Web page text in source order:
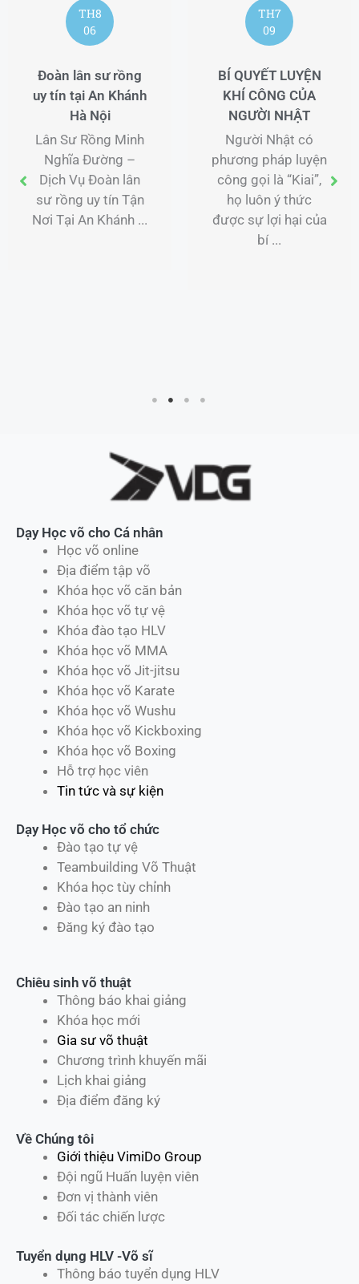
TH8
06
Đoàn lân sư rồng
uy tín tại An Khánh
Hà Nội
Lân Sư Rồng Minh
Nghĩa Đường –
Dịch Vụ Đoàn lân
sư rồng uy tín Tận
Nơi Tại An Khánh ...
TH7
09
BÍ QUYẾT LUYỆN
KHÍ CÔNG CỦA
NGƯỜI NHẬT
Người Nhật có
phương pháp luyện
công gọi là “Kiai”,
họ luôn ý thức
được sự lợi hại của
bí ...
Dạy Học võ cho Cá nhân
Học võ online
Địa điểm tập võ
Khóa học võ căn bản
Khóa học võ tự vệ
Khóa đào tạo HLV
Khóa học võ MMA
Khóa học võ Jit-jitsu
Khóa học võ Karate
Khóa học võ Wushu
Khóa học võ Kickboxing
Khóa học võ Boxing
Hỗ trợ học viên
Tin tức và sự kiện
Dạy Học võ cho tổ chức
Đào tạo tự vệ
Teambuilding Võ Thuật
Khóa học tùy chỉnh
Đào tạo an ninh
Đăng ký đào tạo
Chiêu sinh võ thuật
Thông báo khai giảng
Khóa học mới
Gia sư võ thuật
Chương trình khuyến mãi
Lịch khai giảng
Địa điểm đăng ký
Về Chúng tôi
Giới thiệu VimiDo Group
Đội ngũ Huấn luyện viên
Đơn vị thành viên
Đối tác chiến lược
Tuyển dụng HLV -Võ sĩ
Thông báo tuyển dụng HLV